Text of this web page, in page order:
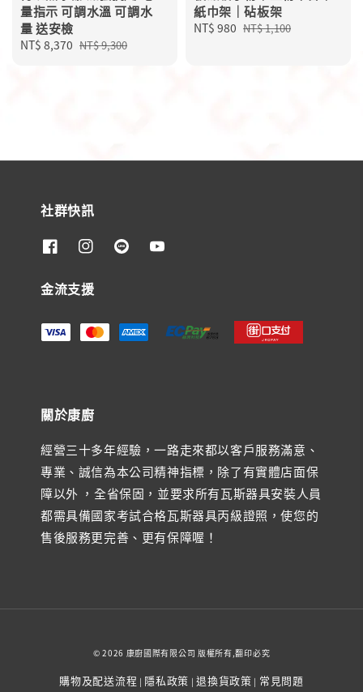
量指示 可調水溫 可調水
量 送安檢
Sale
NT$ 8,370 Regular
NT$ 9,300
紙巾架｜砧板架
Sale
NT$ 980 Regular
NT$ 1,100
社群快訊
金流支援
關於康廚
經營三十多年經驗，一路走來都以客戶服務滿意、
專業、誠信為本公司精神指標，除了有實體店面保
障以外 ，全省保固，並要求所有瓦斯器具安裝人員
都需具備國家考試合格瓦斯器具丙級證照，使您的
售後服務更完善、更有保障喔！
© 2026 康廚國際有限公司 版權所有,翻印必究
購物及配送流程 | 隱私政策 |退換貨政策 | 常見問題